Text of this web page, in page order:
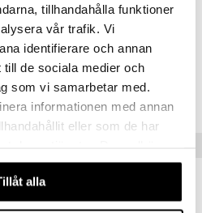
tillhandahålla funktioner
vår trafik. Vi
identifierare och annan
till de sociala medier och
som vi samarbetar med.
informationen med annan
eller som de har
av vår webbplats.
alla
haluamallasi tavalla